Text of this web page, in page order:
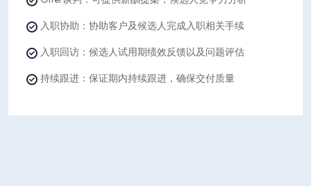
入职协助：协助客户及候选人完成入职相关手续
入职回访：候选人试用期绩效反馈以及问题评估
持续跟进：保证期内持续跟进，确保交付质量